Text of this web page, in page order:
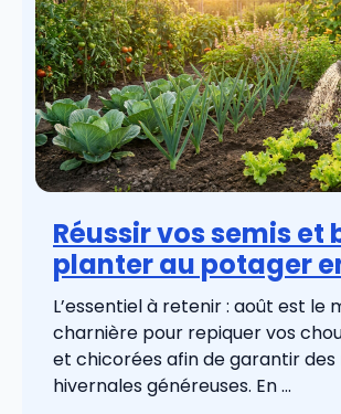
Réussir vos semis et
planter au potager
L’essentiel à retenir : août est le
charnière pour repiquer vos
et chicorées afin de garantir
hivernales généreuses. En ...